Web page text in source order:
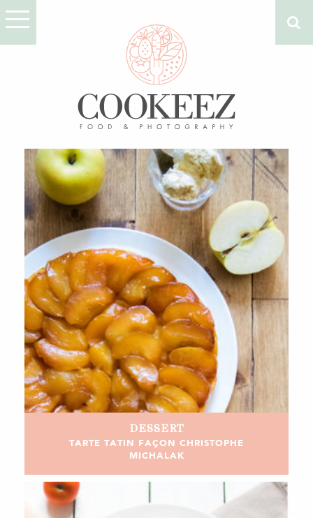
DESSERT
TARTE TATIN FAÇON CHRISTOPHE
MICHALAK